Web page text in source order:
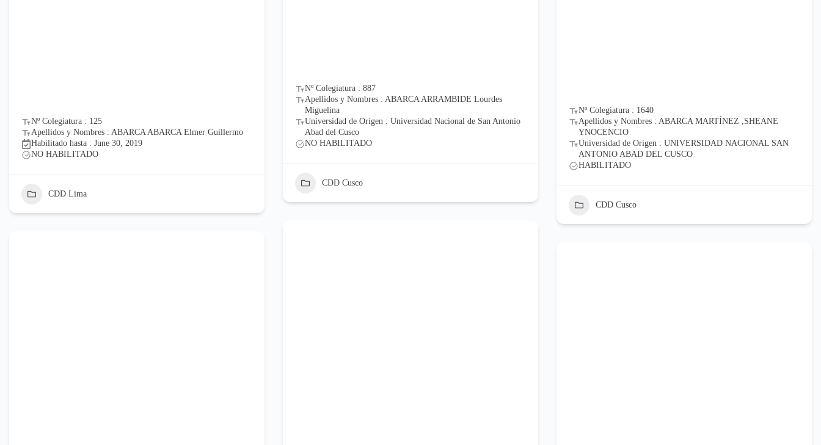
Nº Colegiatura : 125
Apellidos y Nombres : ABARCA ABARCA Elmer Guillermo
Habilitado hasta : June 30, 2019
NO HABILITADO
CDD Lima
Nº Colegiatura : 887
Apellidos y Nombres : ABARCA ARRAMBIDE Lourdes
Miguelina
Universidad de Origen : Universidad Nacional de San Antonio
Abad del Cusco
NO HABILITADO
CDD Cusco
Nº Colegiatura : 1640
Apellidos y Nombres : ABARCA MARTÍNEZ ,SHEANE
YNOCENCIO
Universidad de Origen : UNIVERSIDAD NACIONAL SAN
ANTONIO ABAD DEL CUSCO
HABILITADO
CDD Cusco